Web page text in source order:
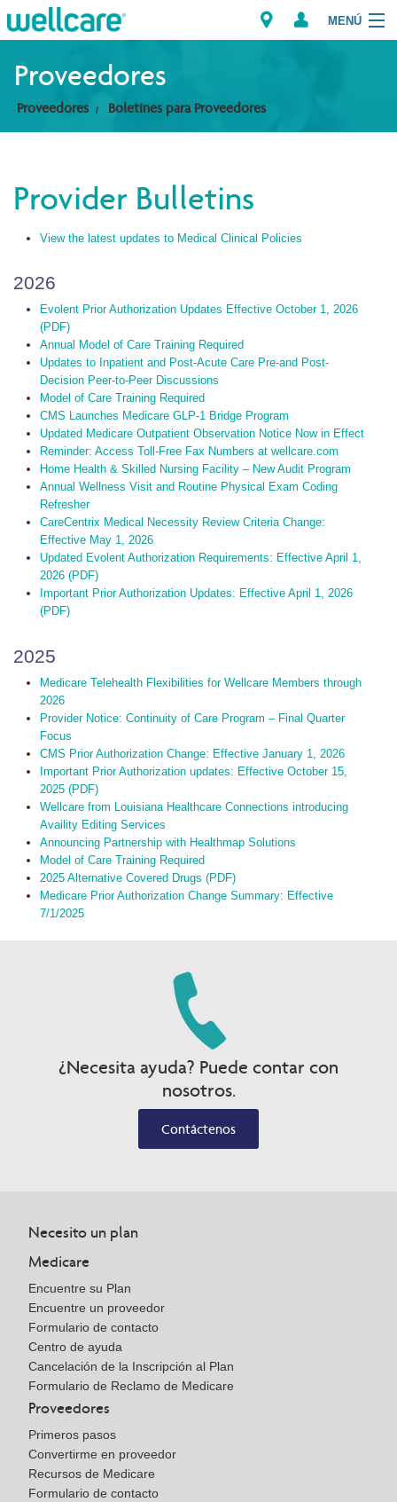
MENÚ
Explorar los Planes
Miembros
Intermediarios
Encuentre un Proveedor/Farmacia
Proveedores
Proveedores Boletines para Proveedores
Provider Bulletins
View the latest updates to Medical Clinical Policies
2026
Evolent Prior Authorization Updates Effective October 1, 2026
(PDF)
Annual Model of Care Training Required
Updates to Inpatient and Post-Acute Care Pre-and Post-
Decision Peer-to-Peer Discussions
Model of Care Training Required
CMS Launches Medicare GLP-1 Bridge Program
Updated Medicare Outpatient Observation Notice Now in Effect
Reminder: Access Toll-Free Fax Numbers at wellcare.com
Home Health & Skilled Nursing Facility – New Audit Program
Annual Wellness Visit and Routine Physical Exam Coding
Refresher
CareCentrix Medical Necessity Review Criteria Change:
Effective May 1, 2026
Updated Evolent Authorization Requirements: Effective April 1,
2026 (PDF)
Important Prior Authorization Updates: Effective April 1, 2026
(PDF)
2025
Medicare Telehealth Flexibilities for Wellcare Members through
2026
Provider Notice: Continuity of Care Program – Final Quarter
Focus
CMS Prior Authorization Change: Effective January 1, 2026
Important Prior Authorization updates: Effective October 15,
2025 (PDF)
Wellcare from Louisiana Healthcare Connections introducing
Availity Editing Services
Announcing Partnership with Healthmap Solutions
Model of Care Training Required
2025 Alternative Covered Drugs (PDF)
Medicare Prior Authorization Change Summary: Effective
7/1/2025
¿Necesita ayuda? Puede contar con
nosotros.
Contáctenos
Necesito un plan
Medicare
Encuentre su Plan
Encuentre un proveedor
Formulario de contacto
Centro de ayuda
Cancelación de la Inscripción al Plan
Formulario de Reclamo de Medicare
Proveedores
Primeros pasos
Convertirme en proveedor
Recursos de Medicare
Formulario de contacto